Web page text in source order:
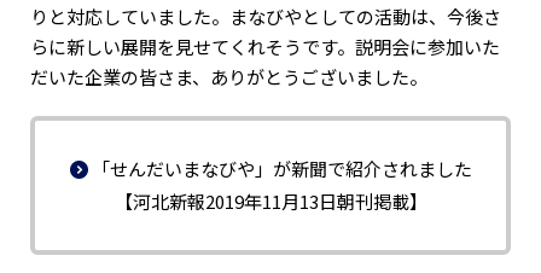
りと対応していました。まなびやとしての活動は、今後さ
らに新しい展開を見せてくれそうです。説明会に参加いた
だいた企業の皆さま、ありがとうございました。
「せんだいまなびや」が新聞で紹介されました
【河北新報2019年11月13日朝刊掲載】